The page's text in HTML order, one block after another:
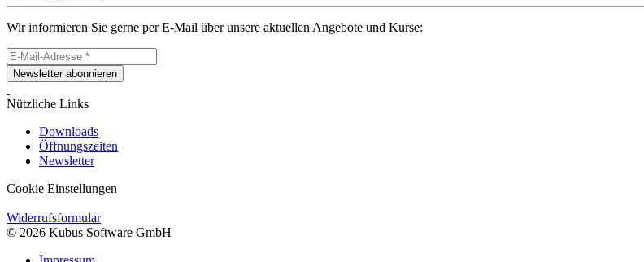
Wir informieren Sie gerne per E-Mail über unsere aktuellen Angebote und Kurse:
Newsletter abonnieren
Nützliche Links
Downloads
Öffnungszeiten
Newsletter
Cookie Einstellungen
Widerrufsformular
© 2026 Kubus Software GmbH